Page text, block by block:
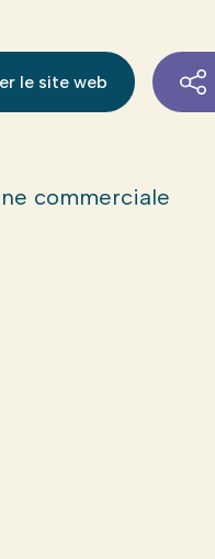
le site web
commerciale